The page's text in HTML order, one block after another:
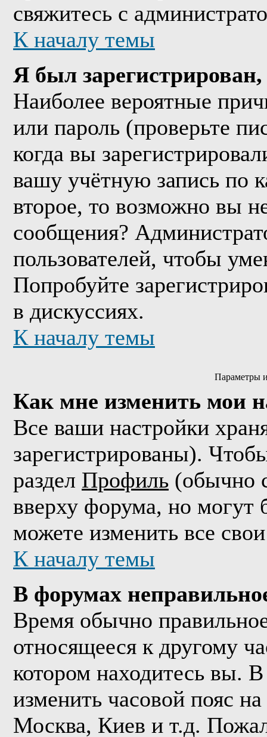
свяжитесь с
К началу темы
Я был
Наиболее вероятные
или пароль (проверьте
когда вы
вашу учётную запись по
второе, то возможно вы
сообщения?
пользователей, чтобы
Попробуйте
в дискуссиях.
К началу темы
Параметры
Как мне изменить мои
Все ваши настройки
зарегистрированы).
раздел Профиль (обычно
вверху форума, но
можете изменить все
К началу темы
В форумах
Время обычно
относящееся к другому
котором находитесь вы.
изменить часовой пояс
Москва, Киев и т.д.